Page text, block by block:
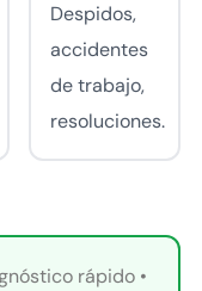
Despidos,
accidentes
de trabajo,
resoluciones.
rápido •